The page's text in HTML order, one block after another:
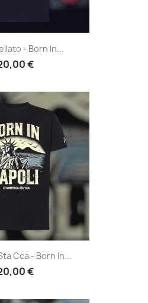
- Born In...
€
Cca - Born In...
€